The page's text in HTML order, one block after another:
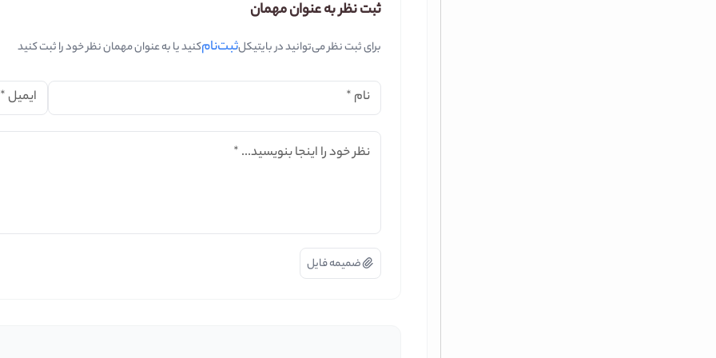
ثبت نظر به عنوان مهمان
برای ثبت نظر می‌توانید در بایتیکلثبت‌نامکنید یا به عنوان مهمان نظر خود را ثبت کنید
نام * ایمیل*
نظر خود را اینجا بنویسید... *
ضمیمه فایل